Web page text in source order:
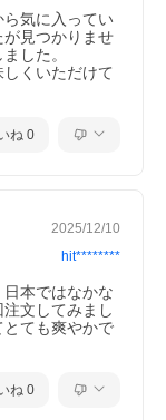
気に入ってい
見つかりませ
した。
くいただけて
ね 0
2025/12/10
hit********
本ではなかな
文してみまし
ても爽やかで
ね 0